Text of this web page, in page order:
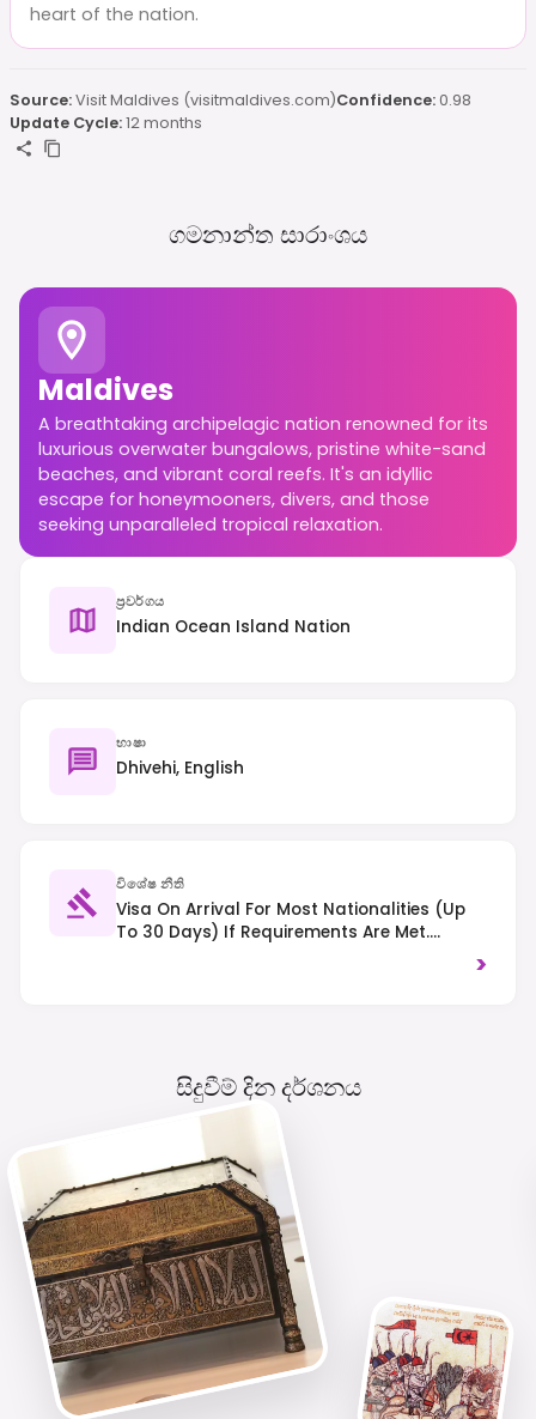
heart of the nation.
Source:Visit Maldives (visitmaldives.com)Confidence:0.98
Update Cycle:12 months
ගමනාන්ත සාරාංශය
Maldives
A breathtaking archipelagic nation renowned for its
luxurious overwater bungalows, pristine white-sand
beaches, and vibrant coral reefs. It's an idyllic
escape for honeymooners, divers, and those
seeking unparalleled tropical relaxation.
ප්‍රවර්ගය
Indian Ocean Island Nation
භාෂා
Dhivehi, English
විශේෂ නීති
Visa On Arrival For Most Nationalities (up
To 30 Days) If Requirements Are Met.
>
සිදුවීම් දින දර්ශනය